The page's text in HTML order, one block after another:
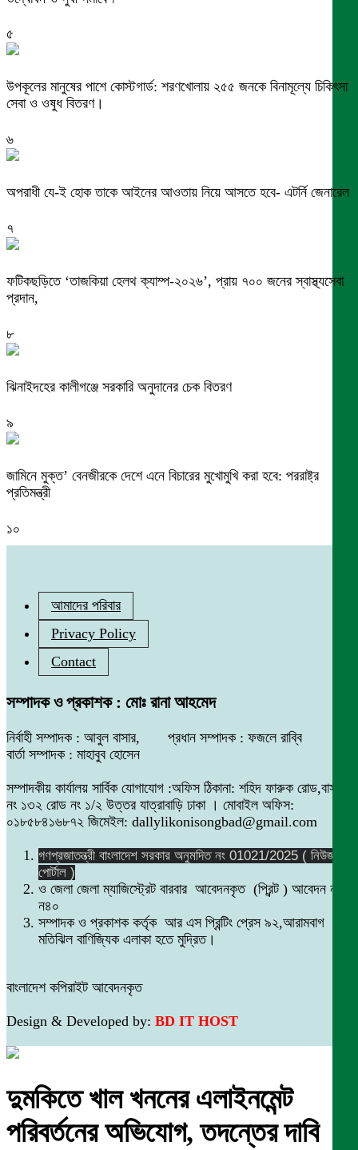
৫
উপকূলের মানুষের পাশে কোস্টগার্ড: শরণখোলায় ২৫৫ জনকে বিনামূল্যে চিকিৎসা
সেবা ও ওষুধ বিতরণ।
৬
অপরাধী যে-ই হোক তাকে আইনের আওতায় নিয়ে আসতে হবে- এটর্নি জেনারেল
৭
ফটিকছড়িতে ‘তাজকিয়া হেলথ ক্যাম্প-২০২৬’, প্রায় ৭০০ জনের স্বাস্থ্যসেবা
প্রদান,
৮
ঝিনাইদহের কালীগঞ্জে সরকারি অনুদানের চেক বিতরণ
৯
জামিনে মুক্ত’ বেনজীরকে দেশে এনে বিচারের মুখোমুখি করা হবে: পররাষ্ট্র
প্রতিমন্ত্রী
১০
আমাদের পরিবার
Privacy Policy
Contact
সম্পাদক ও প্রকাশক : মোঃ রানা আহমেদ
নির্বাহী সম্পাদক : আবুল বাসার, প্রধান সম্পাদক : ফজলে রাব্বি
বার্তা সম্পাদক : মাহাবুব হোসেন
সম্পাদকীয় কার্যালয় সার্বিক যোগাযোগ :অফিস ঠিকানা: শহিদ ফারুক রোড,বাসা
নং ১৩২ রোড নং ১/২ উত্তর যাত্রাবাড়ি ঢাকা । মোবাইল অফিস:
০১৮৫৮৪১৬৮৭২ জিমেইল: dallylikonisongbad@gmail.com
গণপ্রজাতন্ত্রী বাংলাদেশ সরকার অনুমদিত নং 01021/2025 ( নিউজ
পোর্টাল )
ও জেলা জেলা ম্যাজিস্ট্রেট বারবার আবেদনকৃত (প্রিন্ট ) আবেদন নং
ন৪০
সম্পাদক ও প্রকাশক কর্তৃক আর এস প্রিন্টিং প্রেস ৯২,আরামবাগ
মতিঝিল বাণিজ্যিক এলাকা হতে মুদ্রিত।
বাংলাদেশ কপিরাইট আবেদনকৃত
Design & Developed by: BD IT HOST
দুমকিতে খাল খননের এলাইনমেন্ট
পরিবর্তনের অভিযোগ, তদন্তের দাবি